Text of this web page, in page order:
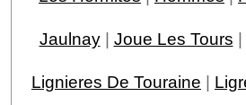
Jaulnay| Joue Les Tours |
Lignieres De Touraine |